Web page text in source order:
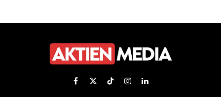
Facebook
X
TikTokInstagramLinkedIn